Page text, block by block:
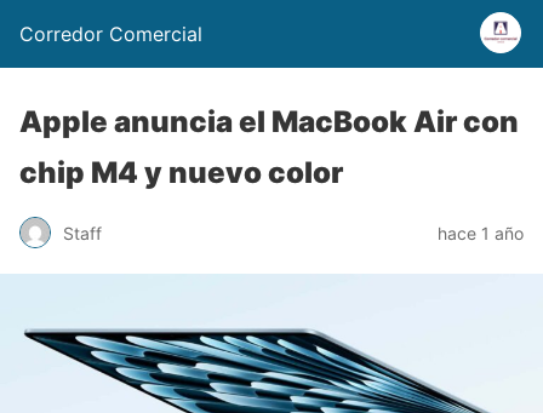
Corredor Comercial
Apple anuncia el MacBook Air con
chip M4 y nuevo color
Staff hace 1 año